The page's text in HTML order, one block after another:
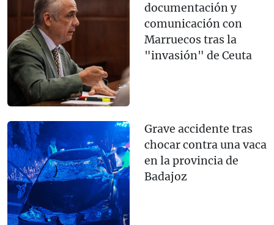
documentación y
comunicación con
Marruecos tras la
"invasión" de Ceuta
Grave accidente tras
chocar contra una vaca
en la provincia de
Badajoz